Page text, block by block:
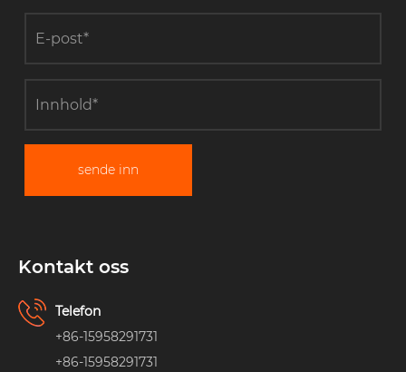
sende inn
Kontakt oss
Telefon
+86-15958291731
+86-15958291731